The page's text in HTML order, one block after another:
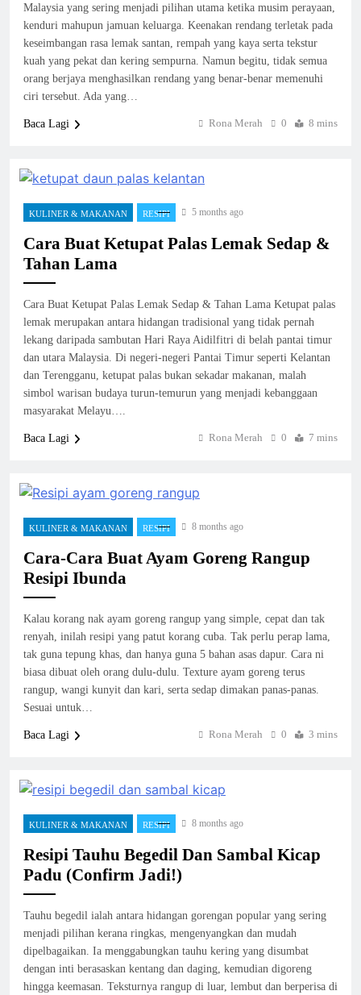
Malaysia yang sering menjadi pilihan utama ketika musim perayaan,
kenduri mahupun jamuan keluarga. Keenakan rendang terletak pada
keseimbangan rasa lemak santan, rempah yang kaya serta tekstur
kuah yang pekat dan kering sempurna. Namun begitu, tidak semua
orang berjaya menghasilkan rendang yang benar-benar memenuhi
ciri tersebut. Ada yang…
Baca Lagi Rona Merah 0 8 mins
KULINER & MAKANAN RESIPI 5 months ago
Cara Buat Ketupat Palas Lemak Sedap &
Tahan Lama
Cara Buat Ketupat Palas Lemak Sedap & Tahan Lama Ketupat palas
lemak merupakan antara hidangan tradisional yang tidak pernah
lekang daripada sambutan Hari Raya Aidilfitri di belah pantai timur
dan utara Malaysia. Di negeri-negeri Pantai Timur seperti Kelantan
dan Terengganu, ketupat palas bukan sekadar makanan, malah
simbol warisan budaya turun-temurun yang menjadi kebanggaan
masyarakat Melayu….
Baca Lagi Rona Merah 0 7 mins
KULINER & MAKANAN RESIPI 8 months ago
Cara-Cara Buat Ayam Goreng Rangup
Resipi Ibunda
Kalau korang nak ayam goreng rangup yang simple, cepat dan tak
renyah, inilah resipi yang patut korang cuba. Tak perlu perap lama,
tak guna tepung khas, dan hanya guna 5 bahan asas dapur. Cara ni
biasa dibuat oleh orang dulu-dulu. Texture ayam goreng terus
rangup, wangi kunyit dan kari, serta sedap dimakan panas-panas.
Sesuai untuk…
Baca Lagi Rona Merah 0 3 mins
KULINER & MAKANAN RESIPI 8 months ago
Resipi Tauhu Begedil Dan Sambal Kicap
Padu (Confirm Jadi!)
Tauhu begedil ialah antara hidangan gorengan popular yang sering
menjadi pilihan kerana ringkas, mengenyangkan dan mudah
dipelbagaikan. Ia menggabungkan tauhu kering yang disumbat
dengan inti berasaskan kentang dan daging, kemudian digoreng
hingga keemasan. Teksturnya rangup di luar, lembut dan berperisa di